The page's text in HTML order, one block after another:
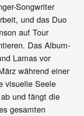
Songwriter
und das Duo
auf Tour
Das Album-
Lamas vor
während einer
visuelle Seele
und fängt die
gesamten